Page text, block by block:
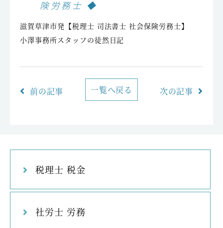
税理士 税金
社労士 労務
険労務士 ◆
滋賀草津市発【税理士 司法書士 社会保険労務士】
小澤事務所スタッフの徒然日記
前の記事 一覧へ戻る 次の記事